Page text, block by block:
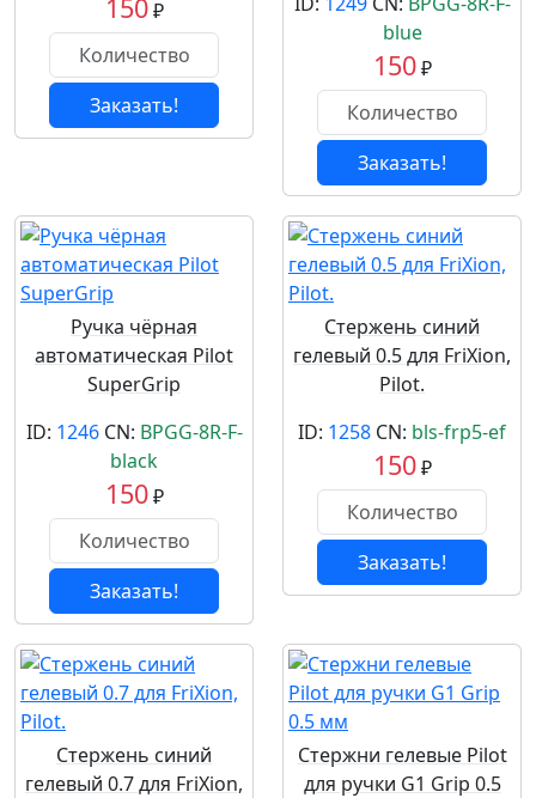
150₽
Заказать!
blue
150₽
Заказать!
Ручка чёрная
автоматическая Pilot
SuperGrip
ID: 1246CN: BPGG-8R-F-
black
150₽
Заказать!
Стержень синий
гелевый 0.5 для FriXion,
Pilot.
ID: 1258 CN: bls-frp5-ef
150₽
Заказать!
Стержень синий
гелевый 0.7 для FriXion,
Стержни гелевые Pilot
для ручки G1 Grip 0.5